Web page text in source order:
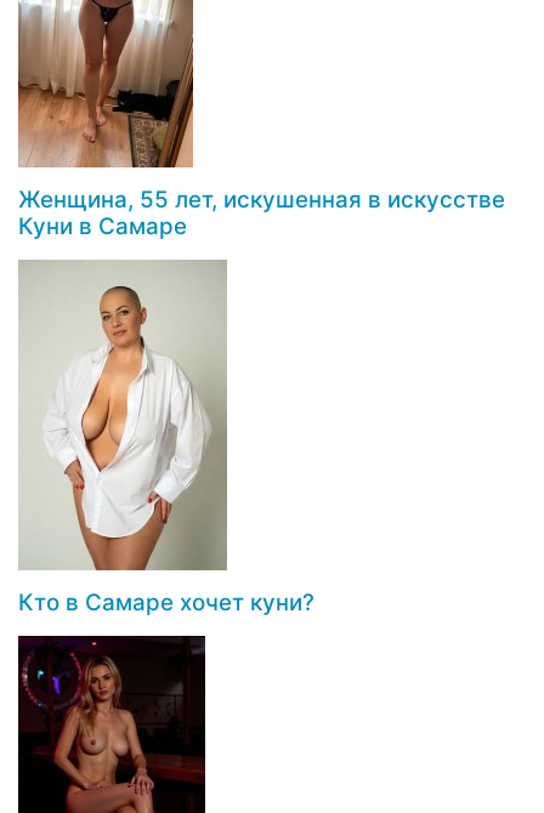
Женщина, 55 лет, искушенная в искусстве
Куни в Самаре
Кто в Самаре хочет куни?